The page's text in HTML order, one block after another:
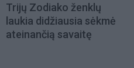
Trijų Zodiako ženklų
laukia didžiausia sėkmė
ateinančią savaitę